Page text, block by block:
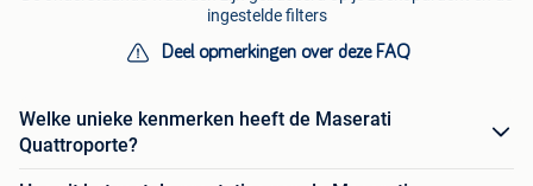
ingestelde filters
Deel opmerkingen over deze FAQ
Welke unieke kenmerken heeft de Maserati
Quattroporte?